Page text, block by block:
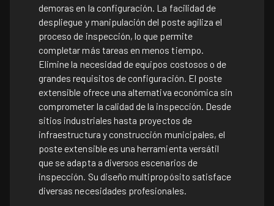
demoras en la configuración. La facilidad de
despliegue y manipulación del poste agiliza el
proceso de inspección, lo que permite
completar más tareas en menos tiempo.
Elimine la necesidad de equipos costosos o de
grandes requisitos de configuración. El poste
extensible ofrece una alternativa económica sin
comprometer la calidad de la inspección. Desde
sitios industriales hasta proyectos de
infraestructura y construcción municipales, el
poste extensible es una herramienta versátil
que se adapta a diversos escenarios de
inspección. Su diseño multipropósito satisface
diversas necesidades profesionales.